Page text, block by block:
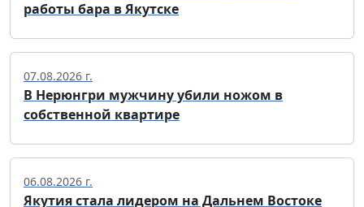
работы бара в Якутске
07.08.2026 г.
В Нерюнгри мужчину убили ножом в
собственной квартире
06.08.2026 г.
Якутия стала лидером на Дальнем Востоке